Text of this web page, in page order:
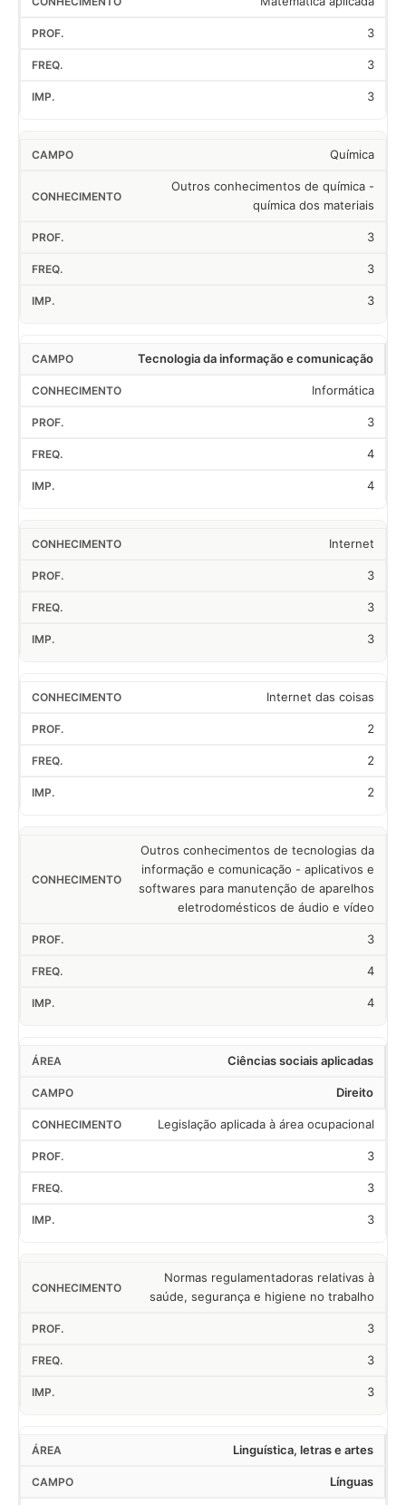
3
3
3
Química
Outros conhecimentos de química -
química dos materiais
3
3
3
Tecnologia da informação e comunicação
Informática
3
4
4
Internet
3
3
3
Internet das coisas
2
2
2
Outros conhecimentos de tecnologias da
informação e comunicação - aplicativos e
softwares para manutenção de aparelhos
eletrodomésticos de áudio e vídeo
3
4
4
Ciências sociais aplicadas
Direito
Legislação aplicada à área ocupacional
3
3
3
Normas regulamentadoras relativas à
saúde, segurança e higiene no trabalho
3
3
3
Linguística, letras e artes
Línguas